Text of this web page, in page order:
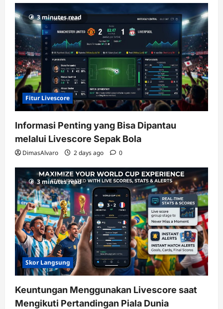
RTP
terupdate
3 minutes read
Fitur Livescore
Informasi Penting yang Bisa Dipantau
melalui Livescore Sepak Bola
DimasAlvaro 2 days ago 0
3 minutes read
Skor Langsung
Keuntungan Menggunakan Livescore saat
Mengikuti Pertandingan Piala Dunia